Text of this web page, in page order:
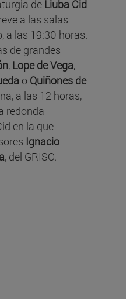
de Liuba Cid
a las salas
a las 19:30 horas.
de grandes
, Lope de Vega,
o Quiñones de
a las 12 horas,
redonda
en la que
Ignacio
, del GRISO.